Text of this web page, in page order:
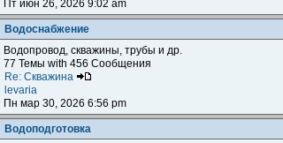
Пт июн 26, 2026 9:02 am
Водоснабжение
Водопровод, скважины, трубы и др.
77 Темы with 456 Сообщения
Re: Скважина
levaria
Пн мар 30, 2026 6:56 pm
Водоподготовка